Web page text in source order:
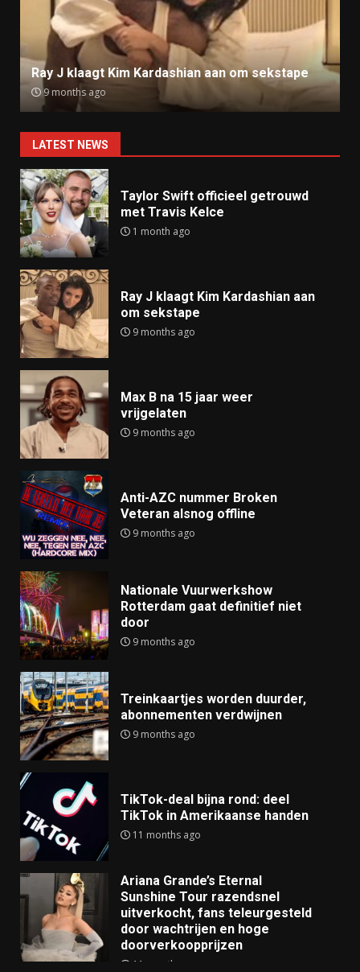
Ray J klaagt Kim Kardashian aan om sekstape
9 months ago
LATEST NEWS
Taylor Swift officieel getrouwd
met Travis Kelce
1 month ago
Ray J klaagt Kim Kardashian aan
om sekstape
9 months ago
Max B na 15 jaar weer
vrijgelaten
9 months ago
Anti-AZC nummer Broken
Veteran alsnog offline
9 months ago
Nationale Vuurwerkshow
Rotterdam gaat definitief niet
door
9 months ago
Treinkaartjes worden duurder,
abonnementen verdwijnen
9 months ago
TikTok-deal bijna rond: deel
TikTok in Amerikaanse handen
11 months ago
Ariana Grande’s Eternal
Sunshine Tour razendsnel
uitverkocht, fans teleurgesteld
door wachtrijen en hoge
doorverkoopprijzen
11 months ago